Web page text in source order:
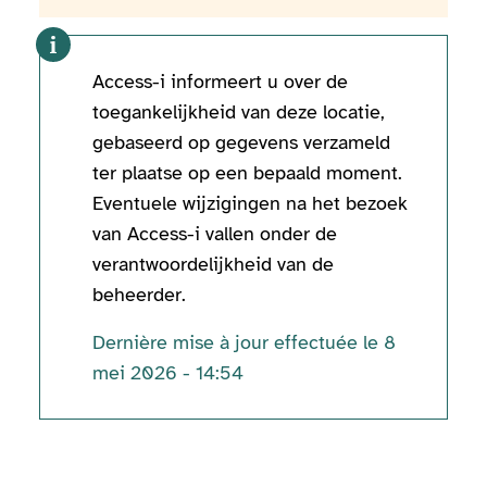
Access-i informeert u over de
toegankelijkheid van deze locatie,
gebaseerd op gegevens verzameld
ter plaatse op een bepaald moment.
Eventuele wijzigingen na het bezoek
van Access-i vallen onder de
verantwoordelijkheid van de
beheerder.
Dernière mise à jour effectuée le 8
mei 2026 - 14:54